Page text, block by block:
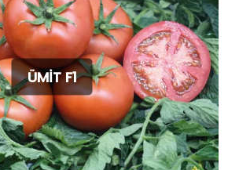
ÜMİT F1